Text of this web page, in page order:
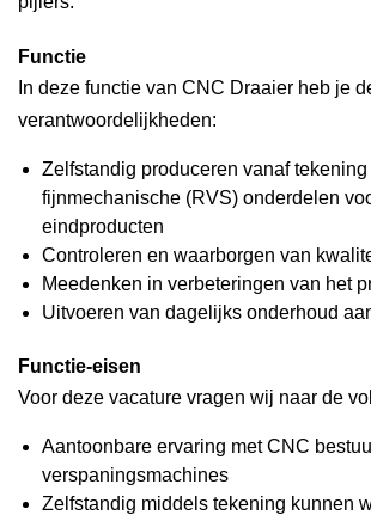
Functie
In deze functie van CNC Draaier heb je
verantwoordelijkheden:
Zelfstandig produceren vanaf tekening
fijnmechanische (RVS) onderdelen
eindproducten
Controleren en waarborgen van
Meedenken in verbeteringen van het
Uitvoeren van dagelijks onderhoud
Functie-eisen
Voor deze vacature vragen wij naar de
Aantoonbare ervaring met CNC
verspaningsmachines
Zelfstandig middels tekening kunnen